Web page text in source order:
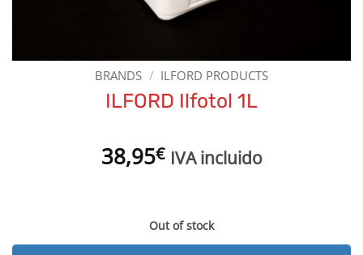
BRANDS / ILFORD PRODUCTS
ILFORD Ilfotol 1L
38,95€ IVA incluido
Out of stock